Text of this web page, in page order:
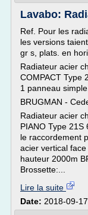
Lavabo:
Ref. Pour les
les versions
gr s, plats. en
Radiateur acier
COMPACT Type
1 panneau
BRUGMAN -
Radiateur acier
PIANO Type
le raccordement
acier vertical
hauteur 2000m
Brossette:...
Lire la suite
Date: 2018-09-